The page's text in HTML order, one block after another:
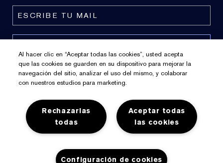
Política De Privacidad
Preferencias De Cookies
Al hacer clic en “Aceptar todas las cookies”, usted acepta
que las cookies se guarden en su dispositivo para mejorar la
navegación del sitio, analizar el uso del mismo, y colaborar
con nuestros estudios para marketing.
Aceptar todas
las cookies
Rechazarlas
todas
Configuración de cookies